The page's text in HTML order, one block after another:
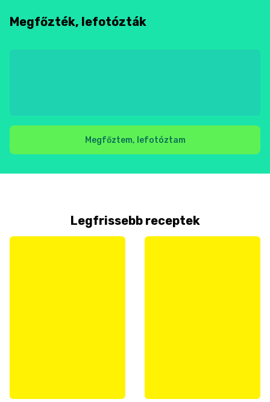
Megfőzték, lefotózták
Megfőztem, lefotóztam
Legfrissebb receptek